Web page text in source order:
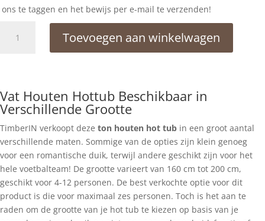
ons te taggen en het bewijs per e-mail te verzenden!
hottub
Toevoegen aan winkelwagen
Vat Houten Hottub Beschikbaar in
Verschillende Grootte
TimberIN verkoopt deze ton houten hot tub in een groot aantal
verschillende maten. Sommige van de opties zijn klein genoeg
voor een romantische duik, terwijl andere geschikt zijn voor het
hele voetbalteam! De grootte varieert van 160 cm tot 200 cm,
geschikt voor 4-12 personen. De best verkochte optie voor dit
product is die voor maximaal zes personen. Toch is het aan te
raden om de grootte van je hot tub te kiezen op basis van je